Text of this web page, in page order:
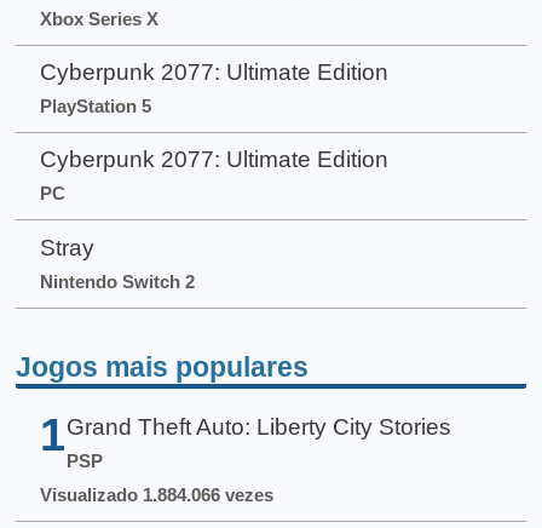
Xbox Series X
Cyberpunk 2077: Ultimate Edition
PlayStation 5
Cyberpunk 2077: Ultimate Edition
PC
Stray
Nintendo Switch 2
Jogos mais populares
1 Grand Theft Auto: Liberty City Stories
PSP
Visualizado 1.884.066 vezes